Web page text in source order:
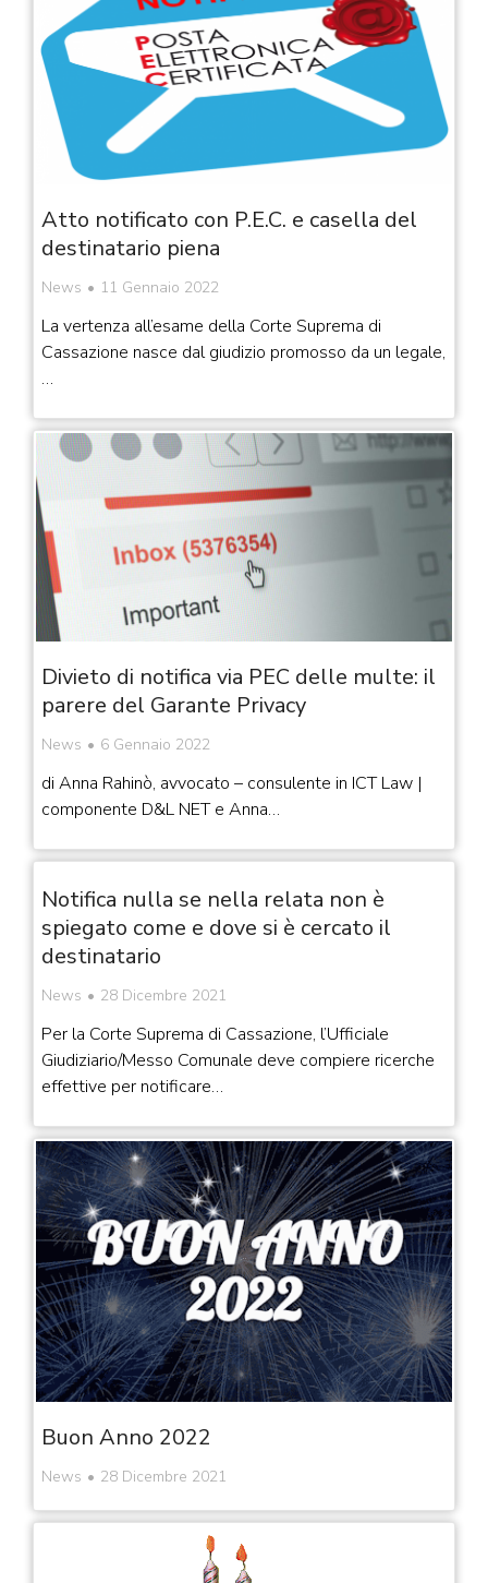
Atto notificato con P.E.C. e casella del
destinatario piena
News 11 Gennaio 2022
La vertenza all’esame della Corte Suprema di
Cassazione nasce dal giudizio promosso da un legale,
…
Divieto di notifica via PEC delle multe: il
parere del Garante Privacy
News 6 Gennaio 2022
di Anna Rahinò, avvocato – consulente in ICT Law |
componente D&L NET e Anna…
Notifica nulla se nella relata non è
spiegato come e dove si è cercato il
destinatario
News 28 Dicembre 2021
Per la Corte Suprema di Cassazione, l’Ufficiale
Giudiziario/Messo Comunale deve compiere ricerche
effettive per notificare…
Buon Anno 2022
News 28 Dicembre 2021